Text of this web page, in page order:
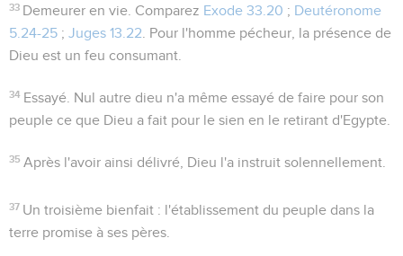
33 Demeurer en vie . Comparez Exode 33.20 ; Deutéronome
5.24-25 ; Juges 13.22 . Pour l'homme pécheur, la présence de
Dieu est un feu consumant.
34 Essayé . Nul autre dieu n'a même essayé de faire pour son
peuple ce que Dieu a fait pour le sien en le retirant d'Egypte.
35 Après l'avoir ainsi délivré, Dieu l'a instruit solennellement.
37 Un troisième bienfait : l'établissement du peuple dans la
terre promise à ses pères.